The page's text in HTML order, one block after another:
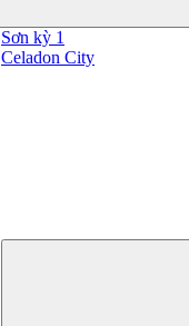
Sơn kỳ 1
Celadon City